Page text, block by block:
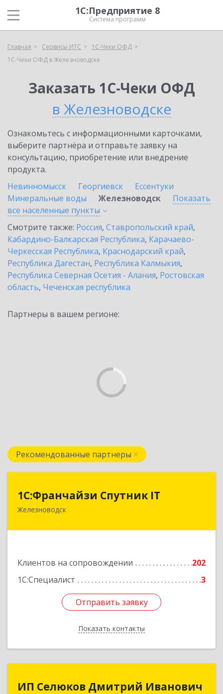
1С:Предприятие 8
Система программ
Главная Сервисы ИТС
1С-Чеки ОФД
1С-Чеки ОФД в Железноводске
Заказать 1С-Чеки ОФД
в Железноводске
Ознакомьтесь с информационными карточками,
выберите партнёра и отправьте заявку на
консультацию, приобретение или внедрение
продукта.
Невинномысск
Георгиевск
Ессентуки
Минеральные воды
Железноводск
Показать
все населенные пункты
Смотрите также: Россия, Ставропольский край,
Кабардино-Балкарская Республика, Карачаево-
Черкесская Республика, Краснодарский край,
Республика Дагестан, Республика Калмыкия,
Республика Северная Осетия - Алания, Ростовская
область, Чеченская республика
Партнеры в вашем регионе:
Рекомендованные партнеры
1С:Франчайзи Спутник IT
Железноводск
Клиентов на сопровождении
202
1С:Специалист
3
Отправить заявку
Показать контакты
1С:Франчайзи Спутник IT
357430, Ставропольский край, город-курорт
Подробнее
Отправить заявку
Назад
ИП Селюков Дмитрий Иванович
ИП Селюков Дмитрий Иванович